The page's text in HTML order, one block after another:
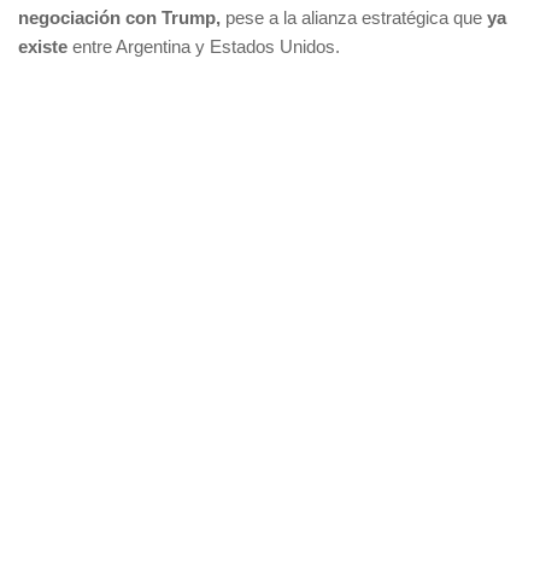
negociación con Trump, pese a la alianza estratégica que ya
existe entre Argentina y Estados Unidos.